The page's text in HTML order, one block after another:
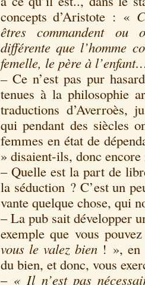
concepts d’Aristote : «
êtres commandent ou
différente que l’homme
femelle, le père à
– Ce n’est pas pur
tenues à la philosophie
traductions d’Averroès,
qui pendant des siècles
femmes en état de
» disaient-ils, donc
– Quelle est la part de
la séduction ? C’est un
vante quelque chose, qui
– La pub sait développer
exemple que vous
vous le valez bien! », en
du bien, et donc, vous
– « Il n’est pas